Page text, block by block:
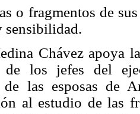
o fragmentos de
sensibilidad.
Chávez apoya
de los jefes del
de las esposas de
al estudio de las